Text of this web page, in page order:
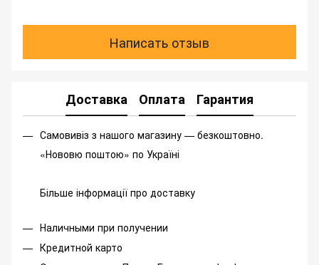
Написать отзыв
Доставка Оплата Гарантия
Самовивіз з нашого магазину — безкоштовно.
«Нововю поштою» по Україні
Більше інформації про доставку
Наличными при получении
Кредитной карто